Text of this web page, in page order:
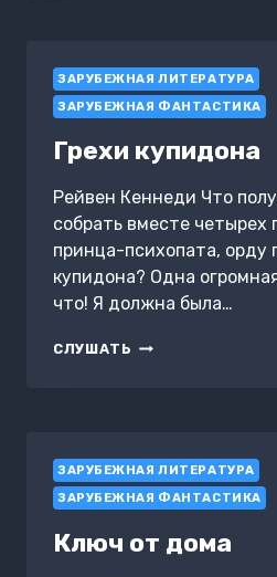
ЗАРУБЕЖНАЯ ЛИТЕРАТУРА
ЗАРУБЕЖНАЯ ФАНТАСТИКА
Грехи купидона
Рейвен Кеннеди Что
собрать вместе четырех
принца-психопата, орду
купидона? Одна
что! Я должна была…
СЛУШАТЬ ГРЕХИ
ЗАРУБЕЖНАЯ ЛИТЕРАТУРА
ЗАРУБЕЖНАЯ ФАНТАСТИКА
Ключ от дома